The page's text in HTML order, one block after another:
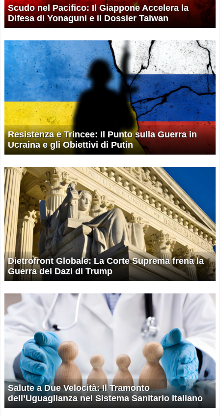
Scudo nel Pacifico: Il Giappone Accelera la
Difesa di Yonaguni e il Dossier Taiwan
Resistenza e Trincee: Il Punto sulla Guerra in
Ucraina e gli Obiettivi di Putin
Dietrofront Globale: La Corte Suprema frena la
Guerra dei Dazi di Trump
Salute a Due Velocità: Il Tramonto
dell’Uguaglianza nel Sistema Sanitario Italiano